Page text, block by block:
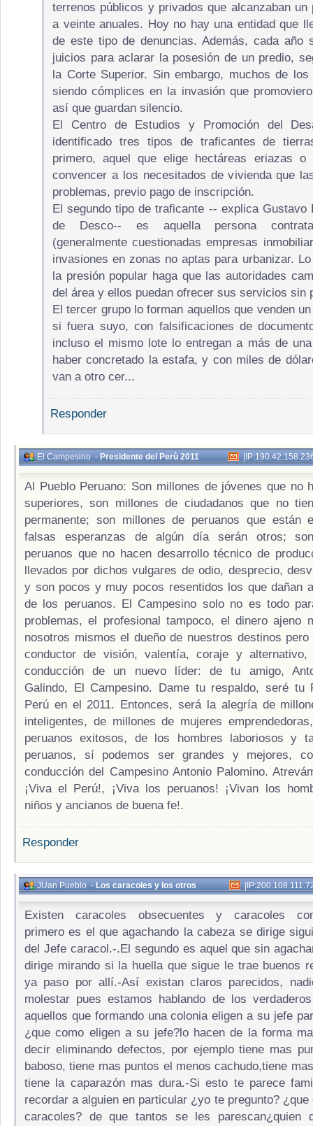
terrenos públicos y privados que alcanzaban un
a veinte anuales. Hoy no hay una entidad que
de este tipo de denuncias. Además, cada año
juicios para aclarar la posesión de un predio,
la Corte Superior. Sin embargo, muchos de los
siendo cómplices en la invasión que
así que guardan silencio.
El Centro de Estudios y Promoción del
identificado tres tipos de traficantes de
primero, aquel que elige hectáreas eriazas o
convencer a los necesitados de vivienda que
problemas, previo pago de inscripción.
El segundo tipo de traficante -- explica Gustavo
de Desco-- es aquella persona
(generalmente cuestionadas empresas
invasiones en zonas no aptas para urbanizar.
la presión popular haga que las autoridades
del área y ellos puedan ofrecer sus servicios sin
El tercer grupo lo forman aquellos que venden
si fuera suyo, con falsificaciones de
incluso el mismo lote lo entregan a más de
haber concretado la estafa, y con miles de
van a otro cer...
Responder
El Campesino-Presidente del Perù 2011 |
Al Pueblo Peruano: Son millones de jóvenes que no
superiores, son millones de ciudadanos que no
permanente; son millones de peruanos que están
falsas esperanzas de algún día serán otros;
peruanos que no hacen desarrollo técnico de
llevados por dichos vulgares de odio, desprecio,
y son pocos y muy pocos resentidos los que dañan
de los peruanos. El Campesino solo no es todo
problemas, el profesional tampoco, el dinero ajeno
nosotros mismos el dueño de nuestros destinos pero
conductor de visión, valentía, coraje y
conducción de un nuevo líder: de tu amigo,
Galindo, El Campesino. Dame tu respaldo, seré tu
Perú en el 2011. Entonces, será la alegría de
inteligentes, de millones de mujeres
peruanos exitosos, de los hombres laboriosos y
peruanos, sí podemos ser grandes y mejores,
conducción del Campesino Antonio Palomino.
¡Viva el Perú!, ¡Viva los peruanos! ¡Vivan los
niños y ancianos de buena fe!.
Responder
JUan Pueblo-Los caracoles y los otros |
Existen caracoles obsecuentes y caracoles
primero es el que agachando la cabeza se dirige
del Jefe caracol.-.El segundo es aquel que sin
dirige mirando si la huella que sigue le trae buenos
ya paso por allí.-Así existan claros parecidos,
molestar pues estamos hablando de los
aquellos que formando una colonia eligen a su jefe
¿que como eligen a su jefe?lo hacen de la forma
decir eliminando defectos, por ejemplo tiene mas
baboso, tiene mas puntos el menos cachudo,tiene
tiene la caparazón mas dura.-Si esto te parece
recordar a alguien en particular ¿yo te pregunto?
caracoles? de que tantos se les parescan¿quien